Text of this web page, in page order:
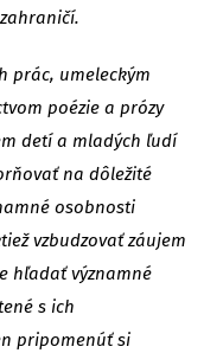
prác, umeleckým
poézie a prózy
detí a mladých ľudí
na dôležité
osobnosti
vzbudzovať záujem
hľadať významné
s ich
pripomenúť si